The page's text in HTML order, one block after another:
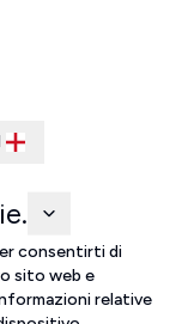
consentirti di
sito web e
relative